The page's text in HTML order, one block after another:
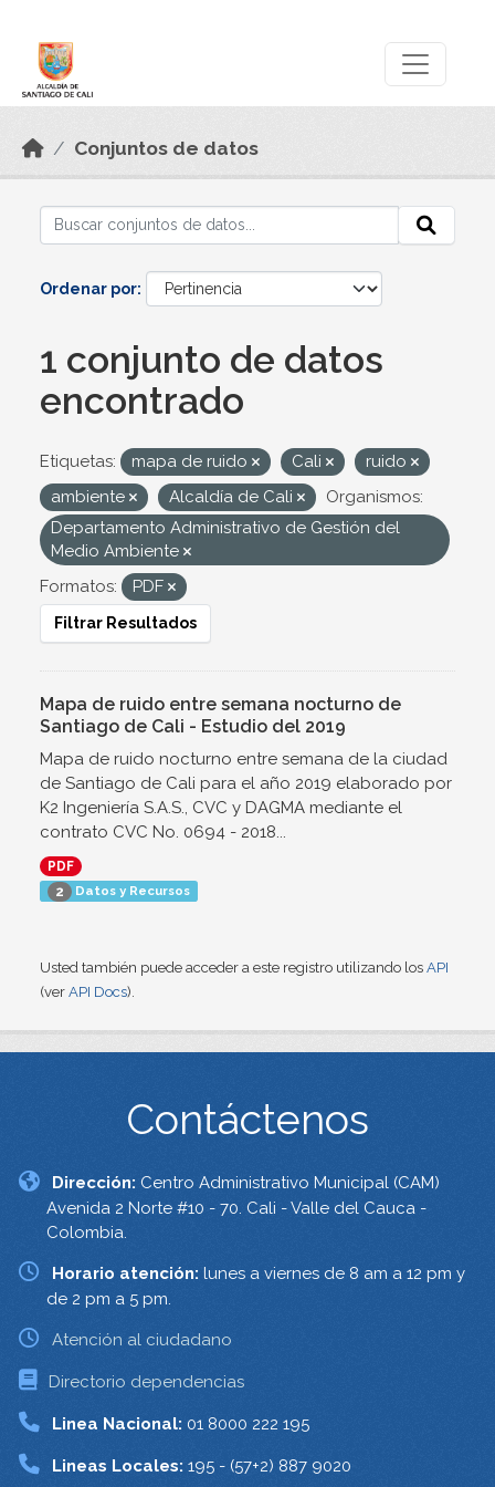
Conjuntos de datos
Ordenar por
1 conjunto de datos
encontrado
Etiquetas: mapa de ruido Cali
ruido
ambiente
Alcaldía de Cali
Organismos:
Departamento Administrativo de Gestión del
Medio Ambiente
Formatos:
PDF
Filtrar Resultados
Mapa de ruido entre semana nocturno de
Santiago de Cali - Estudio del 2019
Mapa de ruido nocturno entre semana de la ciudad
de Santiago de Cali para el año 2019 elaborado por
K2 Ingeniería S.A.S., CVC y DAGMA mediante el
contrato CVC No. 0694 - 2018...
PDF
2 Datos y Recursos
Usted también puede acceder a este registro utilizando los API
(ver API Docs).
Contáctenos
Dirección: Centro Administrativo Municipal (CAM)
Avenida 2 Norte #10 - 70. Cali - Valle del Cauca -
Colombia.
Horario atención: lunes a viernes de 8 am a 12 pm y
de 2 pm a 5 pm.
Atención al ciudadano
Directorio dependencias
Linea Nacional: 01 8000 222 195
Lineas Locales: 195 - (57+2) 887 9020